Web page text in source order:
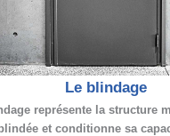
Le blindage
représente la structure
et conditionne sa